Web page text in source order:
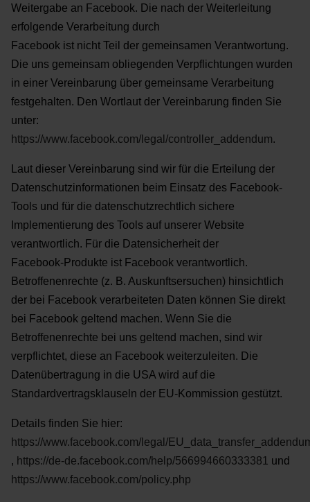
Weitergabe an Facebook. Die nach der Weiterleitung
erfolgende Verarbeitung durch
Facebook ist nicht Teil der gemeinsamen Verantwortung.
Die uns gemeinsam obliegenden Verpflichtungenwurden
in einer Vereinbarung über gemeinsame Verarbeitung
festgehalten. Den Wortlaut derVereinbarung finden Sie
unter:
https://www.facebook.com/legal/controller_addendum.
Laut dieser Vereinbarung sind wir für die Erteilung der
Datenschutzinformationen beim Einsatz des Facebook-
Tools und für die datenschutzrechtlich sichere
Implementierung des Tools auf unserer Website
verantwortlich. Für die Datensicherheit der
Facebook-Produkte ist Facebook verantwortlich.
Betroffenenrechte (z. B. Auskunftsersuchen) hinsichtlich
der bei Facebook verarbeiteten Daten können Sie direkt
bei Facebook geltend machen. Wenn Sie die
Betroffenenrechte bei uns geltend machen, sind wir
verpflichtet, diese an Facebook weiterzuleiten. Die
Datenübertragung in die USA wird auf die
Standardvertragsklauseln der EU-Kommission gestützt.
Details finden Sie hier:
https://www.facebook.com/legal/
, https://de-de.facebook.com/help/566994660333381 und
https://www.facebook.com/policy.php